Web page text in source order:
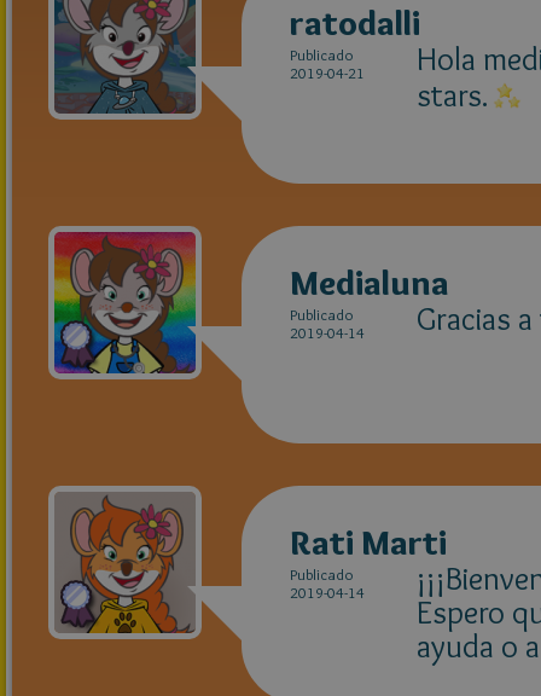
ratodalli
Publicado
2019-04-21
Hola
stars.
Medialuna
Publicado
2019-04-14
Gracias
Rati Marti
Publicado
2019-04-14
Espero
ayuda o